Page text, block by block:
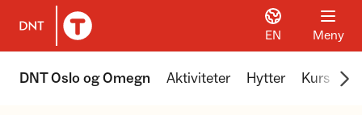
Til DNT.no forside
EN Meny
DNT Oslo og Omegn Aktiviteter Hytter Kurs